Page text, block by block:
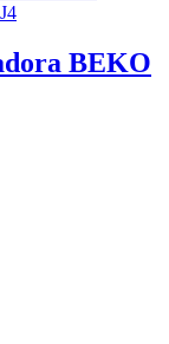
BEKO